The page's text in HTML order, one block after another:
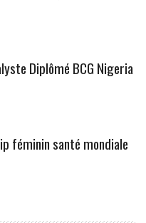
Diplômé BCG Nigeria
féminin santé mondiale